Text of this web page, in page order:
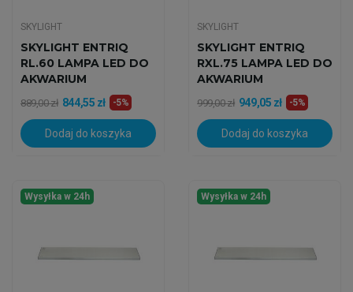
SKYLIGHT
SKYLIGHT ENTRIQ
RL.60 LAMPA LED DO
AKWARIUM
MORSKIEGO
889,00 zł 844,55 zł -5%
Dodaj do koszyka
SKYLIGHT
SKYLIGHT ENTRIQ
RXL.75 LAMPA LED DO
AKWARIUM
MORSKIEGO
999,00 zł 949,05 zł -5%
Dodaj do koszyka
Wysyłka w 24h Wysyłka w 24h